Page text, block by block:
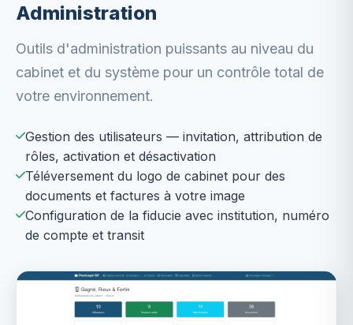
Administration
Outils d'administration puissants au niveau du
cabinet et du système pour un contrôle total de
votre environnement.
Gestion des utilisateurs — invitation, attribution de
rôles, activation et désactivation
Téléversement du logo de cabinet pour des
documents et factures à votre image
Configuration de la fiducie avec institution, numéro
de compte et transit